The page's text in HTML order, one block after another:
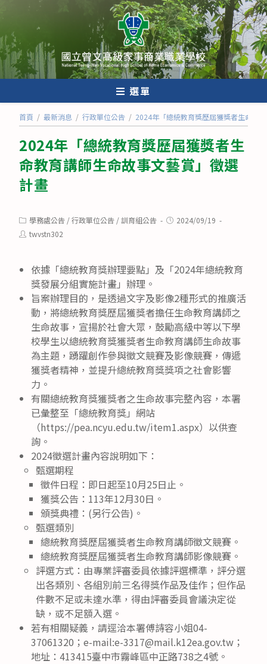
轉
至
主
要
內
選單
首頁 / 最新消息 / 行政單位公告 / 2024年「總統教育獎歷屆獲獎者生命教
2024年「總統教育獎歷屆獲獎者生
命教育講師生命故事文藝賞」徵選
計畫
Post
category:
學務處公告 /行政單位公告 /訓育組公告
Post2024/09/19
Posttwvstn302
依據「總統教育獎辦理要點」及「2024年總統教育
獎發展分組實施計畫」辦理。
旨案辦理目的，是透過文字及影像2種形式的推廣活
動，將總統教育獎歷屆獲獎者擔任生命教育講師之
生命故事，宣揚於社會大眾，鼓勵高級中等以下學
校學生以總統教育獎獲獎者生命教育講師生命故事
為主題，踴躍創作參與徵文競賽及影像競賽，傳遞
獲獎者精神，並提升總統教育獎獎項之社會影響
力。
有關總統教育獎獲獎者之生命故事完整內容，本署
已彙整至「總統教育獎」網站
（https://pea.ncyu.edu.tw/item1.aspx）以供查
詢。
2024徵選計畫內容說明如下：
甄選期程
徵件日程：即日起至10月25日止。
獲獎公告：113年12月30日。
頒獎典禮：(另行公告)。
甄選類別
總統教育獎歷屆獲獎者生命教育講師徵文競賽。
總統教育獎歷屆獲獎者生命教育講師影像競賽。
評選方式：由專業評審委員依據評選標準，評分選
出各類別、各組別前三名得獎作品及佳作；但作品
件數不足或未達水準，得由評審委員會議決定從
缺，或不足額入選。
若有相關疑義，請逕洽本署傅詩容小姐04-
37061320；e-mail:e-3317@mail.k12ea.gov.tw；
地址：413415臺中市霧峰區中正路738之4號。